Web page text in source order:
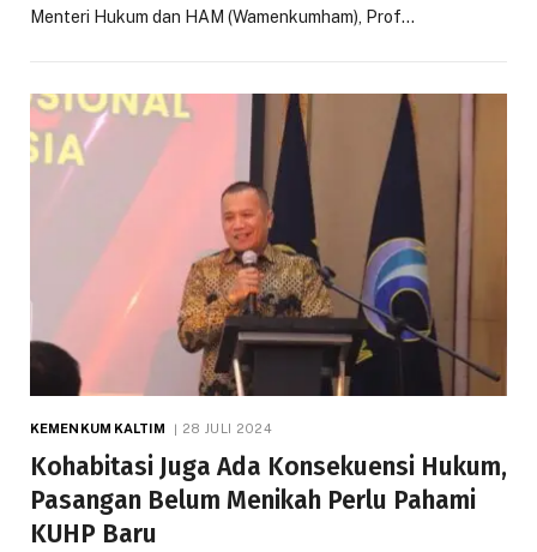
Menteri Hukum dan HAM (Wamenkumham), Prof…
KEMENKUM KALTIM 28 JULI 2024
Kohabitasi Juga Ada Konsekuensi Hukum,
Pasangan Belum Menikah Perlu Pahami
KUHP Baru